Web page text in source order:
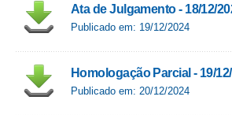
Ata de Julgamento - 18/12/
Publicado em: 19/12/2024
Homologação Parcial - 19/
Publicado em: 20/12/2024